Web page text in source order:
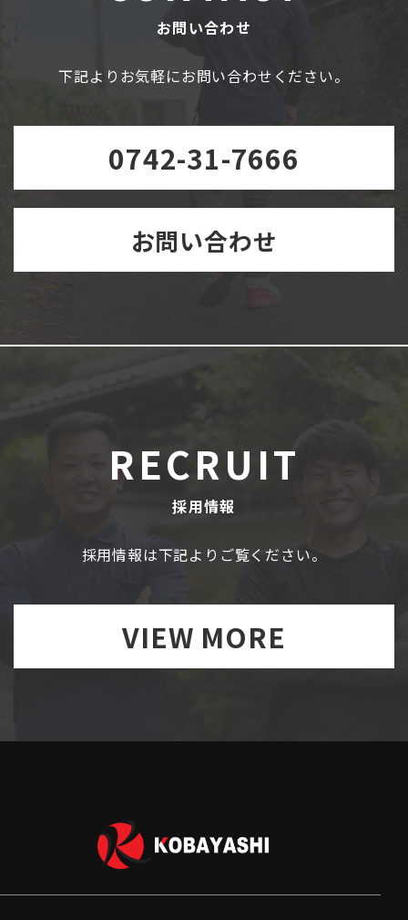
お問い合わせ
下記よりお気軽にお問い合わせください。
0742-31-7666
お問い合わせ
RECRUIT
採用情報
採用情報は下記よりご覧ください。
VIEW MORE